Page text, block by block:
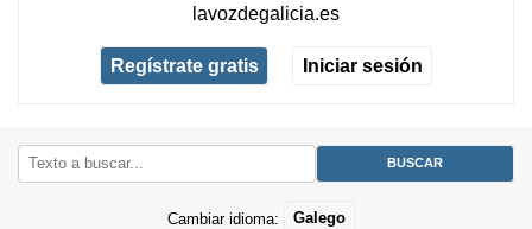
lavozdegalicia.es
Regístrate gratis Iniciar sesión
Cambiar idioma: Galego